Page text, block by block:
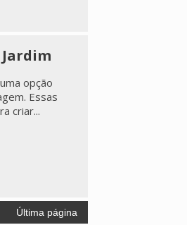
opção
Essas
criar...
Última página